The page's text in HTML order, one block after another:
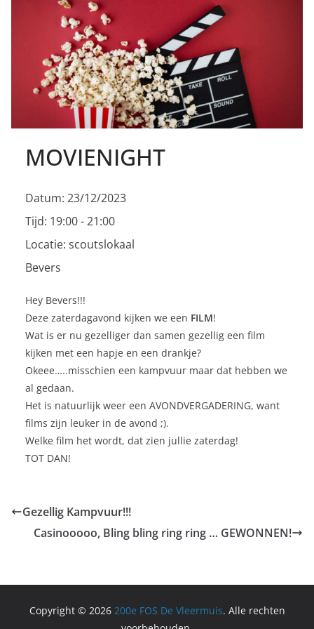
MOVIENIGHT
Datum: 23/12/2023
Tijd: 19:00 - 21:00
Locatie: scoutslokaal
Bevers
Hey Bevers!!!
Deze zaterdagavond kijken we een FILM!
Wat is er nu gezelliger dan samen gezellig een film
kijken met een hapje en een drankje?
Okeee…..misschien een kampvuur maar dat hebben we
al gedaan.
Het is natuurlijk weer een AVONDVERGADERING, want
films zijn leuker in de avond ;).
Welke film het wordt, dat zien jullie zaterdag!
TOT DAN!
Gezellig Kampvuur!!!
Casinooooo, Bling bling ring ring … GEWONNEN!
Copyright © 2026 200e FOS De Vleermuis. Alle rechten